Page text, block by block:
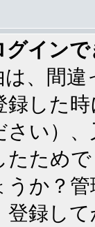
イン
、間
録した
い）
ため
うか？
登録し